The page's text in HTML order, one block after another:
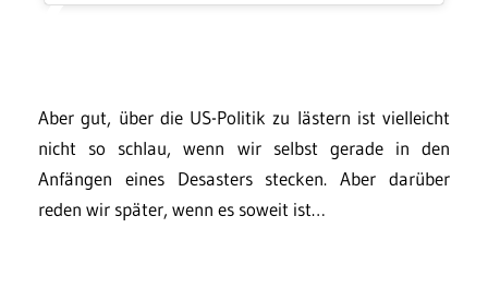
Aber gut, über die US-Politik zu lästern ist vielleicht
nicht so schlau, wenn wir selbst gerade in den
Anfängen eines Desasters stecken. Aber darüber
reden wir später, wenn es soweit ist…